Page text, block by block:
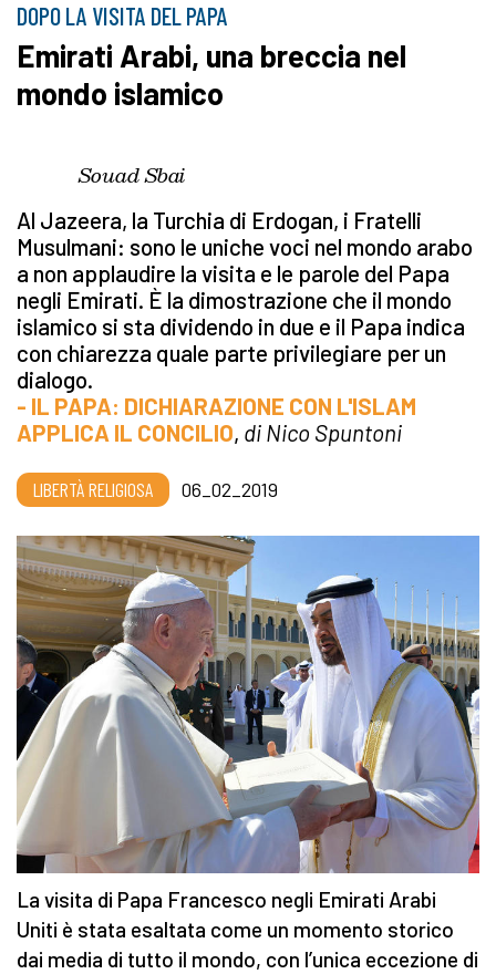
DOPO LA VISITA DEL PAPA
Emirati Arabi, una breccia nel
mondo islamico
Souad Sbai
Al Jazeera, la Turchia di Erdogan, i Fratelli
Musulmani: sono le uniche voci nel mondo arabo
a non applaudire la visita e le parole del Papa
negli Emirati. È la dimostrazione che il mondo
islamico si sta dividendo in due e il Papa indica
con chiarezza quale parte privilegiare per un
dialogo.
- IL PAPA: DICHIARAZIONE CON L'ISLAM
APPLICA IL CONCILIO, di Nico Spuntoni
LIBERTÀ RELIGIOSA 06_02_2019
La visita di Papa Francesco negli Emirati Arabi
Uniti è stata esaltata come un momento storico
dai media di tutto il mondo, con l’unica eccezione di